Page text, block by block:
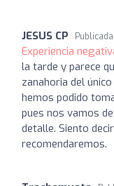
JESUS CP
Experiencia
la tarde y parece
zanahoria del
hemos podido
pues nos vamos
detalle. Siento
recomendaremos.